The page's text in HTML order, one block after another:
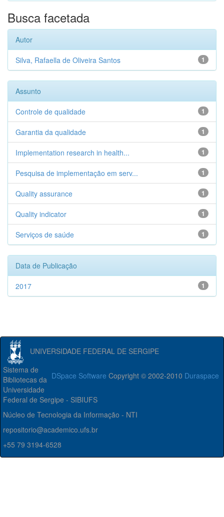
Busca facetada
Autor
1
Silva, Rafaella de Oliveira Santos
Assunto
1
Controle de qualidade
1
Garantia da qualidade
1
Implementation research in health...
1
Pesquisa de implementação em serv...
1
Quality assurance
1
Quality indicator
1
Serviços de saúde
Data de Publicação
1
2017
UNIVERSIDADE FEDERAL DE SERGIPE
DSpace Software Copyright © 2002-2010 Duraspace
Sistema de
Bibliotecas da
Universidade
Federal de Sergipe - SIBIUFS
Núcleo de Tecnologia da Informação - NTI
repositorio@academico.ufs.br
+55 79 3194-6528